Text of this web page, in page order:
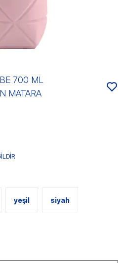
700 ML
MATARA
yeşil siyah